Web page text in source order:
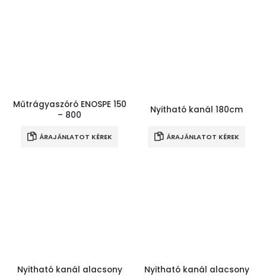
Műtrágyaszóró ENOSPE 150
– 800
ÁRAJÁNLATOT KÉREK
Nyitható kanál 180cm
ÁRAJÁNLATOT KÉREK
Nyitható kanál alacsony
Nyitható kanál alacsony